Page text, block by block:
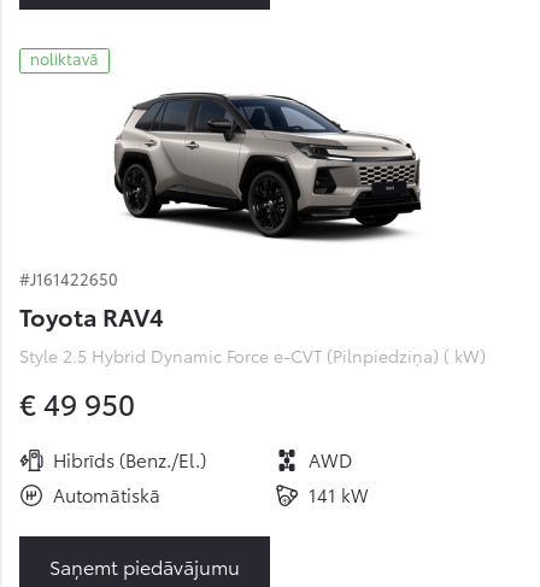
noliktavā
#J161422650
Toyota RAV4
Style 2.5 Hybrid Dynamic Force e-CVT (Pilnpiedziņa) ( kW)
€ 49 950
Hibrīds (Benz./El.)
AWD
Automātiskā
141 kW
Saņemt piedāvājumu